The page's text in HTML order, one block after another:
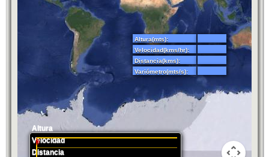
Altura
Velocidad
Distancia
Altura(mts):
Velocidad(kms/hr):
Distancia(kms):
Variómetro(mts/s):